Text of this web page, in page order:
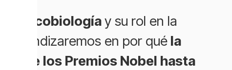
Glicobiologíay su rol en la
profundizaremos en por qué la
los Premios Nobel hasta